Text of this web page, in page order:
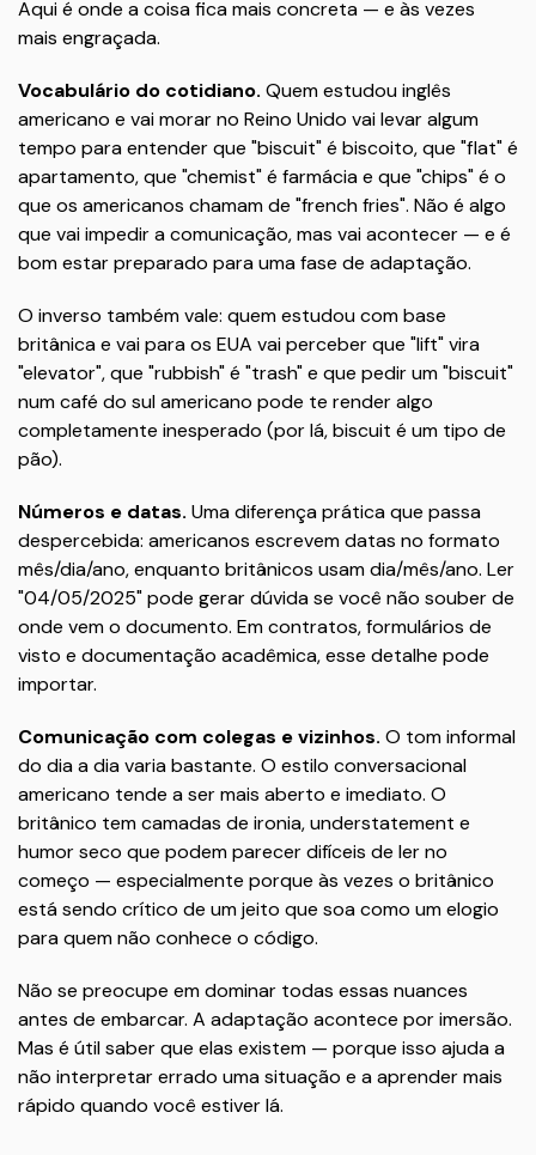
Aqui é onde a coisa fica mais concreta — e às vezes
mais engraçada.
Vocabulário do cotidiano. Quem estudou inglês
americano e vai morar no Reino Unido vai levar algum
tempo para entender que "biscuit" é biscoito, que "flat" é
apartamento, que "chemist" é farmácia e que "chips" é o
que os americanos chamam de "french fries". Não é algo
que vai impedir a comunicação, mas vai acontecer — e é
bom estar preparado para uma fase de adaptação.
O inverso também vale: quem estudou com base
britânica e vai para os EUA vai perceber que "lift" vira
"elevator", que "rubbish" é "trash" e que pedir um "biscuit"
num café do sul americano pode te render algo
completamente inesperado (por lá, biscuit é um tipo de
pão).
Números e datas. Uma diferença prática que passa
despercebida: americanos escrevem datas no formato
mês/dia/ano, enquanto britânicos usam dia/mês/ano. Ler
"04/05/2025" pode gerar dúvida se você não souber de
onde vem o documento. Em contratos, formulários de
visto e documentação acadêmica, esse detalhe pode
importar.
Comunicação com colegas e vizinhos. O tom informal
do dia a dia varia bastante. O estilo conversacional
americano tende a ser mais aberto e imediato. O
britânico tem camadas de ironia, understatement e
humor seco que podem parecer difíceis de ler no
começo — especialmente porque às vezes o britânico
está sendo crítico de um jeito que soa como um elogio
para quem não conhece o código.
Não se preocupe em dominar todas essas nuances
antes de embarcar. A adaptação acontece por imersão.
Mas é útil saber que elas existem — porque isso ajuda a
não interpretar errado uma situação e a aprender mais
rápido quando você estiver lá.